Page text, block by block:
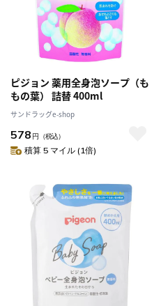
ピジョン 薬用全身泡ソープ（も
もの葉） 詰替 400ml
サンドラッグe-shop
578 円 （税込）
積算 5 マイル (1倍)